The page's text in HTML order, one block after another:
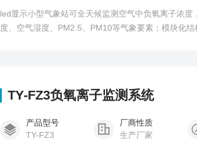
led显示小型气象站可全天候监测空气中负氧离子浓
度、空气湿度、PM2.5、PM10等气象要素；模块化
TY-FZ3负氧离子监测系统
产品型号
TY-FZ3
厂商性质
生产厂家